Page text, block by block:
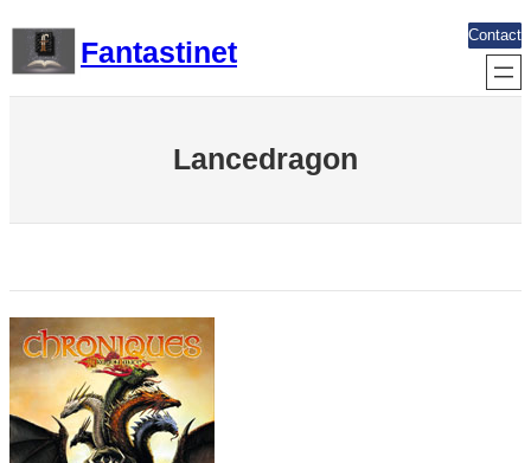
contenu
Fantastinet
Contact
Lancedragon